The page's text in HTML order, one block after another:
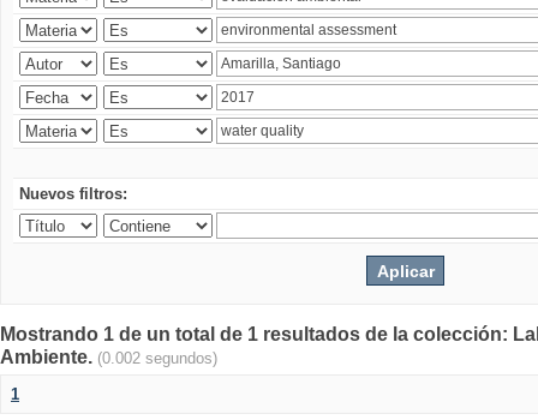
Nuevos filtros:
Mostrando 1 de un total de 1 resultados de la colección:
Ambiente. (0.002 segundos)
1